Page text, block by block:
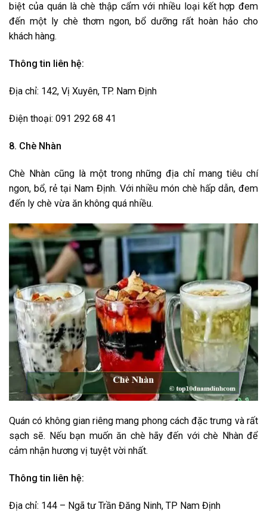
biệt của quán là chè thập cẩm với nhiều loại kết hợp đem
đến một ly chè thơm ngon, bổ dưỡng rất hoàn hảo cho
khách hàng.
Thông tin liên hệ:
Địa chỉ: 142, Vị Xuyên, TP. Nam Định
Điện thoại: 091 292 68 41
8. Chè Nhàn
Chè Nhàn cũng là một trong những địa chỉ mang tiêu chí
ngon, bổ, rẻ tại Nam Định. Với nhiều món chè hấp dẫn, đem
đến ly chè vừa ăn không quá nhiều.
Quán có không gian riêng mang phong cách đặc trưng và rất
sạch sẽ. Nếu bạn muốn ăn chè hãy đến với chè Nhàn để
cảm nhận hương vị tuyệt vời nhất.
Thông tin liên hệ:
Địa chỉ: 144 – Ngã tư Trần Đăng Ninh, TP Nam Định